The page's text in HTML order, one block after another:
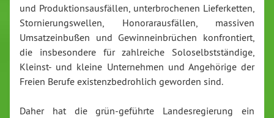
und Produktionsausfällen, unterbrochenen Lieferketten,
Stornierungswellen, Honorarausfällen, massiven
Umsatzeinbußen und Gewinneinbrüchen konfrontiert,
die insbesondere für zahlreiche Soloselbstständige,
Kleinst- und kleine Unternehmen und Angehörige der
Freien Berufe existenzbedrohlich geworden sind.
Daher hat die grün-geführte Landesregierung ein